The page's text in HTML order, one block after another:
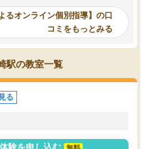
師で良いか
ができま
師の方で決
た単語帳の
出される形
があり、あ
いなのがあり(有料)、受
ことをどんなスケジュー
くか相談したのですが、
ち期待したものではなく
くなってきたようなので
るオンライン個別指導】の口
コミをもっとみる
駅の教室一覧
る